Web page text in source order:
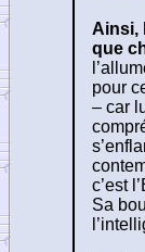
Ainsi,
que
pour
– car
c’est
Sa